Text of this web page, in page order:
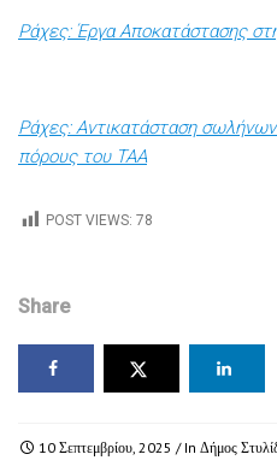
Ράχες: Έργα Αποκατάστασης
Ράχες: Αντικατάσταση
πόρους του ΤΑΑ
POST VIEWS: 78
Share
10 Σεπτεμβρίου, 2025 / In Δήμος